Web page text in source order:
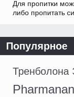
Для пропитки
либо пропитать
Популярное
Тренболона